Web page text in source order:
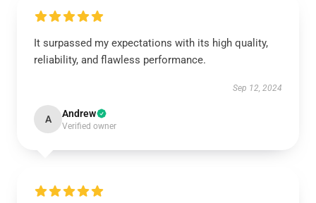
It surpassed my expectations with its high quality,
reliability, and flawless performance.
Sep 12, 2024
A Andrew
Verified owner